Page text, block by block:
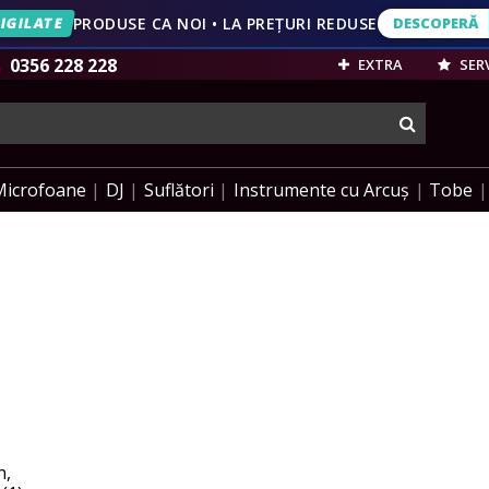
VEZI
PRODUSE CA NOI • LA PREȚURI REDUSE DESCOPERĂ
DESCOPERĂ
0356 228 228 EXTRA
DJ Suflători Instrumente cu Arcuș Tobe